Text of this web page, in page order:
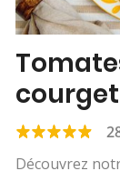
Découvrez